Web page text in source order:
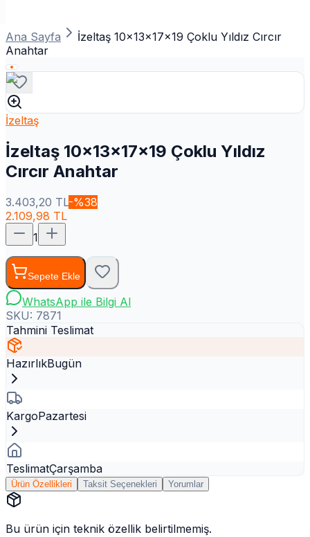
Ana Sayfa
İzeltaş 10x13x17x19 Çoklu Yıldız Cırcır
Anahtar
İzeltaş
İzeltaş 10x13x17x19 Çoklu Yıldız
Cırcır Anahtar
3.403,20 TL-%38
2.109,98 TL
1
Sepete Ekle
WhatsApp ile Bilgi Al
SKU: 7871
Tahmini Teslimat
HazırlıkBugün
KargoPazartesi
TeslimatÇarşamba
Ürün Özellikleri Taksit Seçenekleri Yorumlar
Bu ürün için teknik özellik belirtilmemiş.